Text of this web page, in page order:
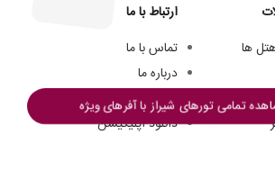
تمامی تورهای شیراز با آفرهای ویژه
ها
ارتباط با ما
تماس با ما
درباره ما
تیم ما
دانلود اپلیکیشن